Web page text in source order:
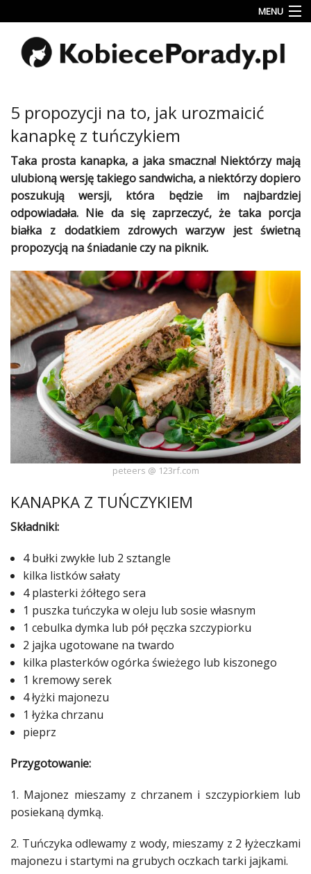
MENU
Uroda
Miłość
Rodzina
&
Dziecko
Przepisy
kulinarne
Kobiece
Wyznania
Wnętrza
Fitness
Ślub
&
Wesele
Moda
Zakupy
Kultura
ekspertów
Strefa
Konkursy
Recenzje
Studniówka
Dodaj
«
Dodaj
Dodaj
Dodaj
artykuł
Najlepsze
5 propozycji na to, jak urozmaicić
kanapkę z tuńczykiem
Taka prosta kanapka, a jaka smaczna! Niektórzy mają
ulubioną wersję takiego sandwicha, a niektórzy dopiero
poszukują wersji, która będzie im najbardziej
odpowiadała. Nie da się zaprzeczyć, że taka porcja
białka z dodatkiem zdrowych warzywjest świetną
propozycją naśniadanieczy na piknik.
peteers @ 123rf.com
KANAPKA Z TUŃCZYKIEM
Składniki:
4 bułki zwykłe lub 2 sztangle
kilka listków sałaty
4 plasterki żółtego sera
1 puszka tuńczyka w oleju lub sosie własnym
1 cebulka dymka lub pół pęczka szczypiorku
2 jajka ugotowane na twardo
kilka plasterków ogórka świeżego lub kiszonego
1 kremowyserek
4 łyżki majonezu
1 łyżka chrzanu
pieprz
Przygotowanie:
1. Majonez mieszamy z chrzanem i szczypiorkiem lub
posiekaną dymką.
2. Tuńczyka odlewamy z wody, mieszamy z 2 łyżeczkami
majonezu i startymi na grubych oczkach tarki jajkami.